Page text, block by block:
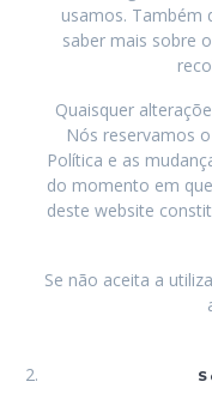
usamos. Também
saber mais sobre
Quaisquer
Nós reservamos
Política e as
do momento em
deste website
Se não aceita a